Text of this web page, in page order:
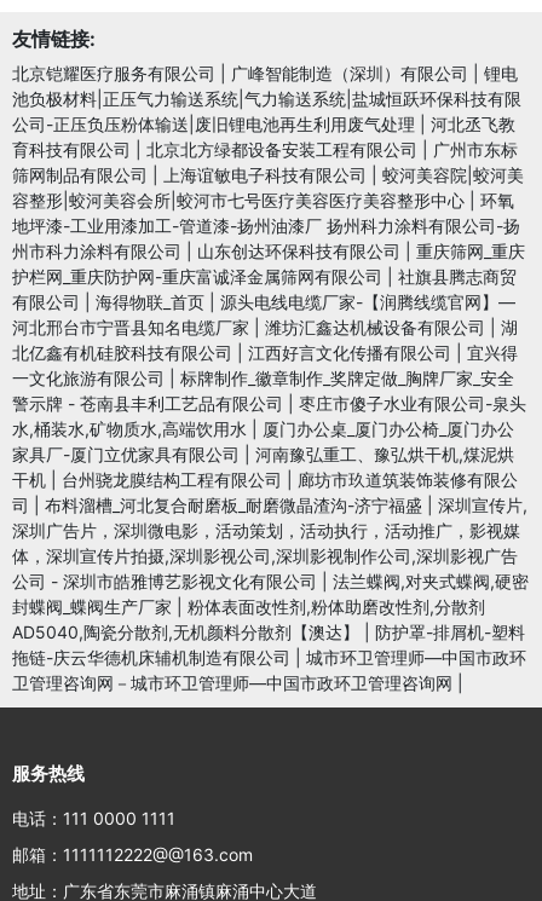
友情链接:
北京铠耀医疗服务有限公司 广峰智能制造（深圳）有限公司
锂电
池负极材料|正压气力输送系统|气力输送系统|盐城恒跃环保科技有限
公司-正压负压粉体输送|废旧锂电池再生利用废气处理
河北丞飞教
育科技有限公司
北京北方绿都设备安装工程有限公司
广州市东标
筛网制品有限公司
上海谊敏电子科技有限公司
蛟河美容院|蛟河美
容整形|蛟河美容会所|蛟河市七号医疗美容医疗美容整形中心
环氧
地坪漆-工业用漆加工-管道漆-扬州油漆厂 扬州科力涂料有限公司-扬
州市科力涂料有限公司
山东创达环保科技有限公司
重庆筛网_重庆
护栏网_重庆防护网-重庆富诚泽金属筛网有限公司
社旗县腾志商贸
有限公司
海得物联_首页
源头电线电缆厂家-【润腾线缆官网】—
河北邢台市宁晋县知名电缆厂家
潍坊汇鑫达机械设备有限公司
湖
北亿鑫有机硅胶科技有限公司
江西好言文化传播有限公司
宜兴得
一文化旅游有限公司
标牌制作_徽章制作_奖牌定做_胸牌厂家_安全
警示牌 - 苍南县丰利工艺品有限公司
枣庄市傻子水业有限公司-泉头
水,桶装水,矿物质水,高端饮用水
厦门办公桌_厦门办公椅_厦门办公
家具厂-厦门立优家具有限公司
河南豫弘重工、豫弘烘干机,煤泥烘
干机
台州骁龙膜结构工程有限公司
廊坊市玖道筑装饰装修有限公
司
布料溜槽_河北复合耐磨板_耐磨微晶渣沟-济宁福盛
深圳宣传片,
深圳广告片，深圳微电影，活动策划，活动执行，活动推广，影视媒
体，深圳宣传片拍摄,深圳影视公司,深圳影视制作公司,深圳影视广告
公司 - 深圳市皓雅博艺影视文化有限公司
法兰蝶阀,对夹式蝶阀,硬密
封蝶阀_蝶阀生产厂家
粉体表面改性剂,粉体助磨改性剂,分散剂
AD5040,陶瓷分散剂,无机颜料分散剂【澳达】
防护罩-排屑机-塑料
拖链-庆云华德机床辅机制造有限公司
城市环卫管理师—中国市政环
卫管理咨询网－城市环卫管理师—中国市政环卫管理咨询网
服务热线
电话：111 0000 1111
邮箱：1111112222@@163.com
地址：广东省东莞市麻涌镇麻涌中心大道